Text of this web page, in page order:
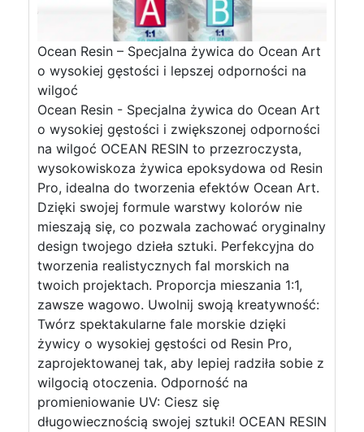
Ocean Resin – Specjalna żywica do Ocean Art
o wysokiej gęstości i lepszej odporności na
wilgoć
Ocean Resin - Specjalna żywica do Ocean Art
o wysokiej gęstości i zwiększonej odporności
na wilgoć OCEAN RESIN to przezroczysta,
wysokowiskoza żywica epoksydowa od Resin
Pro, idealna do tworzenia efektów Ocean Art.
Dzięki swojej formule warstwy kolorów nie
mieszają się, co pozwala zachować oryginalny
design twojego dzieła sztuki. Perfekcyjna do
tworzenia realistycznych fal morskich na
twoich projektach. Proporcja mieszania 1:1,
zawsze wagowo. Uwolnij swoją kreatywność:
Twórz spektakularne fale morskie dzięki
żywicy o wysokiej gęstości od Resin Pro,
zaprojektowanej tak, aby lepiej radziła sobie z
wilgocią otoczenia. Odporność na
promieniowanie UV: Ciesz się
długowiecznością swojej sztuki! OCEAN RESIN